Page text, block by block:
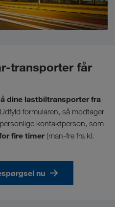
transporter får
dine lastbiltransporter fra
formularen, så modtager
kontaktperson, som
fire timer (man-fre fra kl.
nu